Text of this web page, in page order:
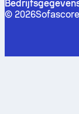
© 2026